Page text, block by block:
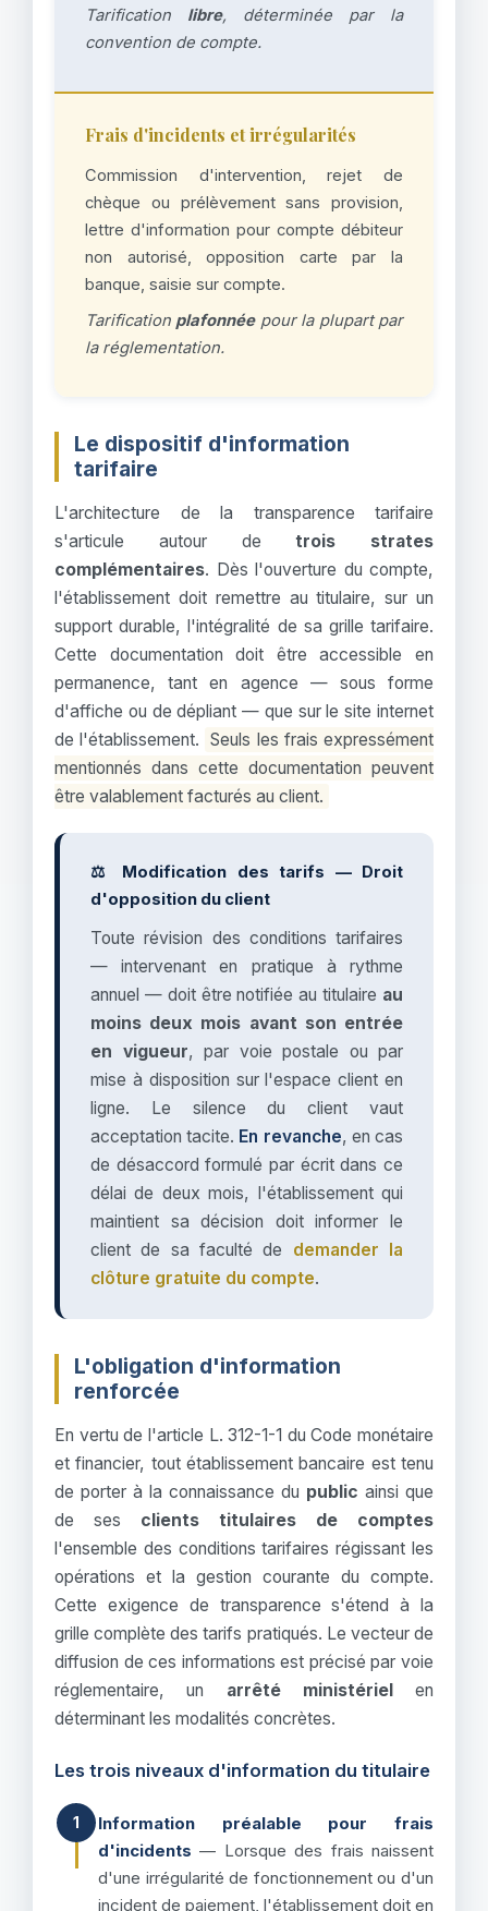
Tarification libre, déterminée par la
convention de compte.
Frais d'incidents et irrégularités
Commission d'intervention, rejet de
chèque ou prélèvement sans provision,
lettre d'information pour compte débiteur
non autorisé, opposition carte par la
banque, saisie sur compte.
Tarification plafonnéepour la plupart par
la réglementation.
Le dispositif d'information
tarifaire
L'architecture de la transparence tarifaire
s'articule autour detrois strates
complémentaires. Dès l'ouverture du compte,
l'établissement doit remettre au titulaire, sur un
support durable, l'intégralité de sa grille tarifaire.
Cette documentation doit être accessible en
permanence, tant en agence — sous forme
d'affiche ou de dépliant — que sur le site internet
de l'établissement.
Seuls les frais expressément
mentionnés dans cette documentation peuvent
être valablement facturés au client.
⚖️ Modification des tarifs — Droit
d'opposition du client
Toute révision des conditions tarifaires
— intervenant en pratique à rythme
annuel — doit être notifiée au titulaire au
moins deux mois avant son entrée
en vigueur, par voie postale ou par
mise à disposition sur l'espace client en
ligne. Le silence du client vaut
acceptation tacite. En revanche, en cas
de désaccord formulé par écrit dans ce
délai de deux mois, l'établissement qui
maintient sa décision doit informer le
client de sa faculté de demander la
clôture gratuite du compte.
L'obligation d'information
renforcée
En vertu de l'article L. 312-1-1 du Code monétaire
et financier, tout établissement bancaire est tenu
de porter à la connaissance du public ainsi que
de ses clients titulaires de comptes
l'ensemble des conditions tarifaires régissant les
opérations et la gestion courante du compte.
Cette exigence de transparence s'étend à la
grille complète des tarifs pratiqués. Le vecteur de
diffusion de ces informations est précisé par voie
réglementaire, un arrêté ministérielen
déterminant les modalités concrètes.
Les trois niveaux d'information du titulaire
1
Information préalable pour frais
d'incidents — Lorsque des frais naissent
d'une irrégularité de fonctionnement ou d'un
incident de paiement, l'établissement doit en